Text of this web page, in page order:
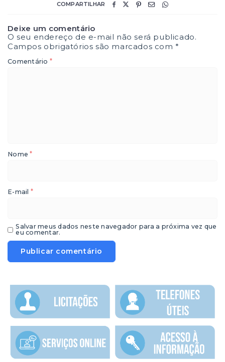
COMPARTILHAR
Deixe um comentário
O seu endereço de e-mail não será publicado.
Campos obrigatórios são marcados com*
Comentário *
Nome*
E-mail *
Salvar meus dados neste navegador para a próxima vez que
eu comentar.